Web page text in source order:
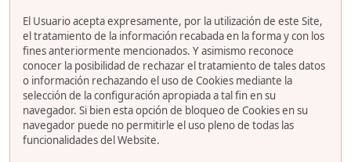
El Usuario acepta expresamente, por la utilización de este Site,
el tratamiento de la información recabada en la forma y con los
fines anteriormente mencionados. Y asimismo reconoce
conocer la posibilidad de rechazar el tratamiento de tales datos
o información rechazando el uso de Cookies mediante la
selección de la configuración apropiada a tal fin en su
navegador. Si bien esta opción de bloqueo de Cookies en su
navegador puede no permitirle el uso pleno de todas las
funcionalidades del Website.